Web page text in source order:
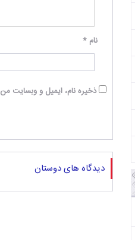
نام *
ذخیره نام، ایمیل و وبسایت
دیدگاه های دوستان